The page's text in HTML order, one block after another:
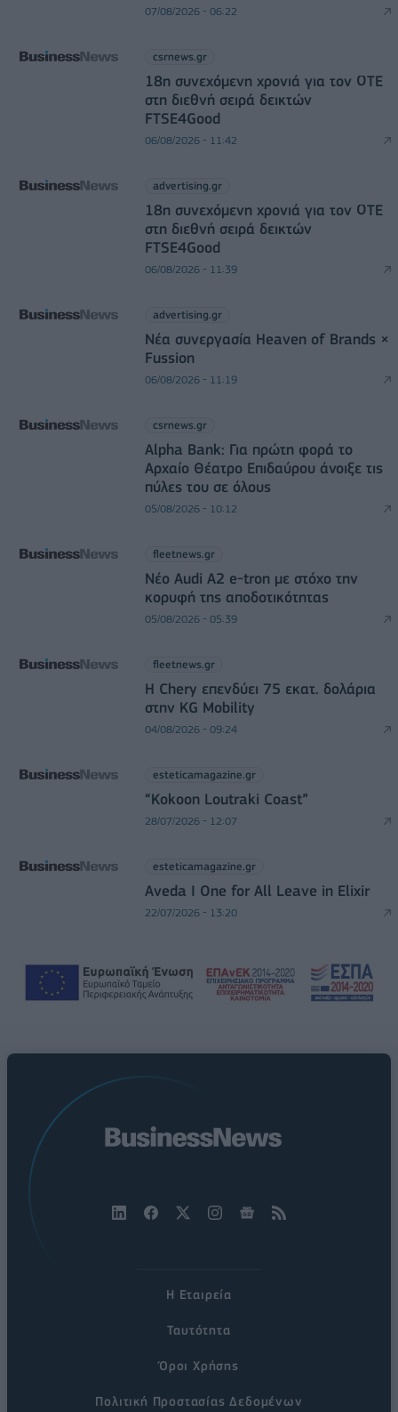
07/08/2026 - 06:22
csrnews.gr
18η συνεχόμενη χρονιά για τον ΟΤΕ
στη διεθνή σειρά δεικτών
FTSE4Good
06/08/2026 - 11:42
advertising.gr
18η συνεχόμενη χρονιά για τον ΟΤΕ
στη διεθνή σειρά δεικτών
FTSE4Good
06/08/2026 - 11:39
advertising.gr
Νέα συνεργασία Heaven of Brands ×
Fussion
06/08/2026 - 11:19
csrnews.gr
Alpha Bank: Για πρώτη φορά το
Αρχαίο Θέατρο Επιδαύρου άνοιξε τις
πύλες του σε όλους
05/08/2026 - 10:12
fleetnews.gr
Νέο Audi A2 e-tron με στόχο την
κορυφή της αποδοτικότητας
05/08/2026 - 05:39
fleetnews.gr
Η Chery επενδύει 75 εκατ. δολάρια
στην KG Mobility
04/08/2026 - 09:24
esteticamagazine.gr
“Kokoon Loutraki Coast”
28/07/2026 - 12:07
esteticamagazine.gr
Aveda I One for All Leave in Elixir
22/07/2026 - 13:20
Η Εταιρεία
Ταυτότητα
Όροι Χρήσης
Πολιτική Προστασίας Δεδομένων